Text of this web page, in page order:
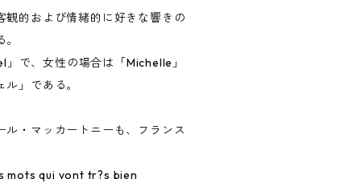
観的および情緒的に好きな響きの
で、女性の場合は「Michelle」
」である。
・マッカートニーも、フランス
mots qui vont tr?s bien